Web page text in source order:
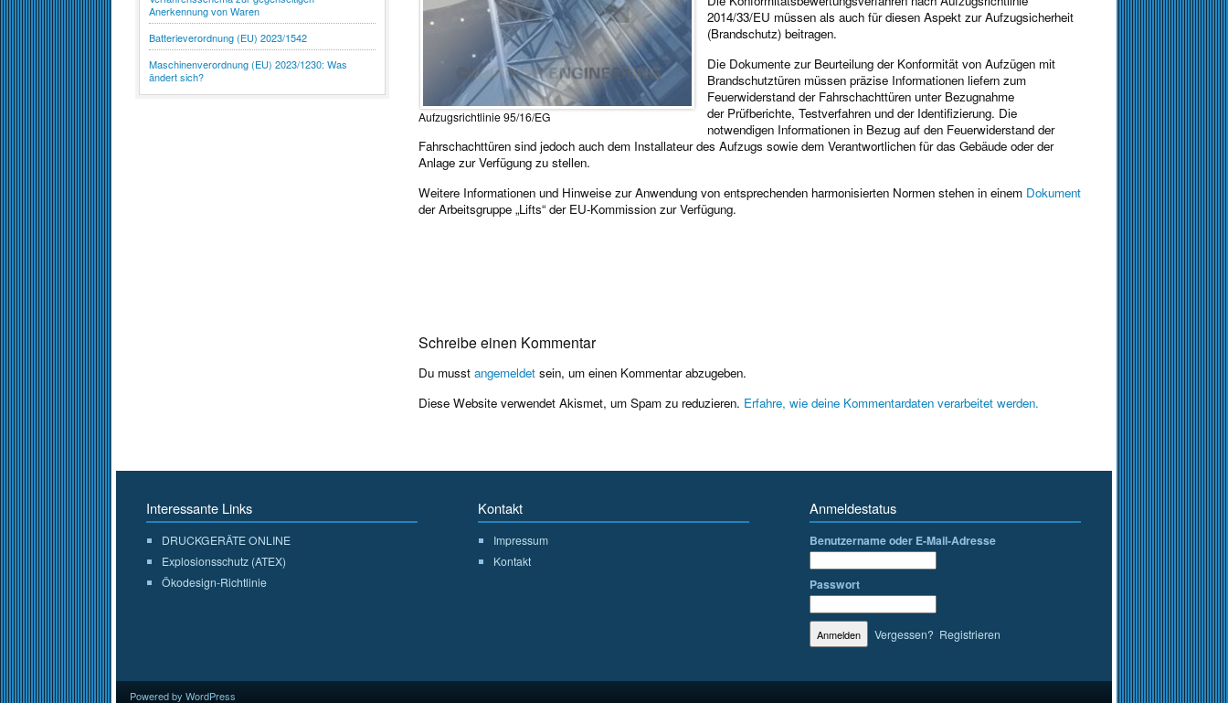
Anerkennung von Waren
Batterieverordnung (EU) 2023/1542
Maschinenverordnung (EU) 2023/1230: Was
ändert sich?
Aufzugsrichtlinie 95/16/EG
2014/33/EU müssen als auch für diesen Aspekt zur Aufzugsicherheit
(Brandschutz) beitragen.
Die Dokumente zur Beurteilung der Konformität von Aufzügen mit
Brandschutztüren müssen präzise Informationen liefern zum
Feuerwiderstand der Fahrschachttüren unter Bezugnahme
der Prüfberichte, Testverfahren und der Identifizierung. Die
notwendigen Informationen in Bezug auf den Feuerwiderstand der
Fahrschachttüren sind jedoch auch dem Installateur des Aufzugs sowie dem Verantwortlichen für das Gebäude oder der
Anlage zur Verfügung zu stellen.
Weitere Informationen und Hinweise zur Anwendung von entsprechenden harmonisierten Normen stehen in einem Dokument
der Arbeitsgruppe „Lifts“ der EU-Kommission zur Verfügung.
Schreibe einen Kommentar
Du musst angemeldet sein, um einen Kommentar abzugeben.
Diese Website verwendet Akismet, um Spam zu reduzieren. Erfahre, wie deine Kommentardaten verarbeitet werden.
Interessante Links
DRUCKGERÄTE ONLINE
Explosionsschutz (ATEX)
Ökodesign-Richtlinie
Kontakt
Impressum
Kontakt
Anmeldestatus
Benutzername oder E-Mail-Adresse
Passwort
Vergessen? Registrieren
Powered by WordPress